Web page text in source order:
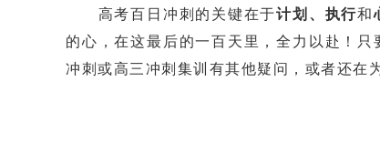
高考百日冲刺的关键在于计划、执行和
的心，在这最后的一百天里，全力以赴！
冲刺或高三冲刺集训有其他疑问，或者还在